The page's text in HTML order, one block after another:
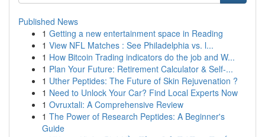
Published News
1 Getting a new entertainment space in Reading
1 View NFL Matches : See Philadelphia vs. l...
1 How Bitcoin Trading indicators do the job and W...
1 Plan Your Future: Retirement Calculator & Self-...
1 Uther Peptides: The Future of Skin Rejuvenation ?
1 Need to Unlock Your Car? Find Local Experts Now
1 Ovruxtali: A Comprehensive Review
1 The Power of Research Peptides: A Beginner's
Guide